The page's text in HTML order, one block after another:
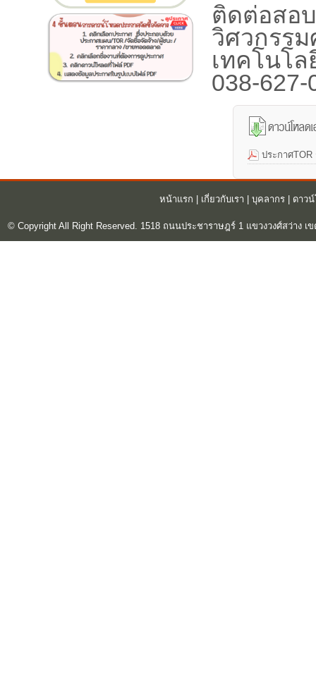
ติดต่อสอ
วิศวกรร
เทคโนโล
038-
ประกาศ
หน้าแรก เกี่ยวกับเรา บุคลากร| ดาว
© Copyright All Right Reserved. 1518 ถนนประชาราษฎร์ 1 แขวงวงศ์สว่าง